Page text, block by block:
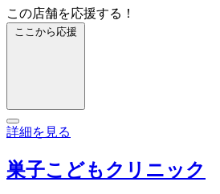
この店舗を応援する！
ここから応援
詳細を見る
巣子こどもクリニック